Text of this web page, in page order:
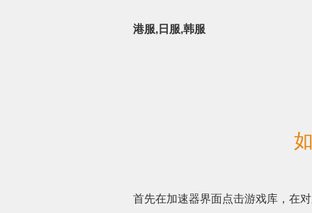
港服,日服,韩服
首先在加速器界面点击游戏库，在